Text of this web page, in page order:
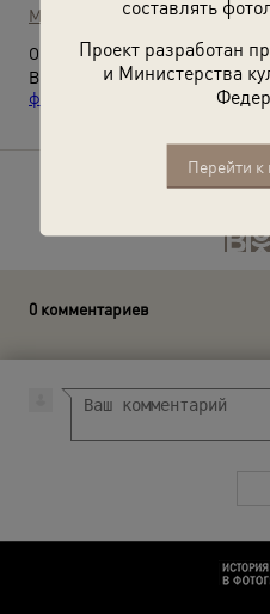
составлять
Проект разработан
и Министерства
Перейти к
МАММ / МДФ
О фотографии:
Выставки«"Сто строк…"»,
фотографиях Владимира
0 комментариев